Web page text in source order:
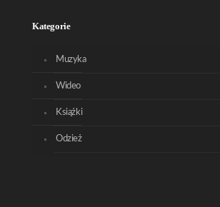
Kategorie
Muzyka
Wideo
Książki
Odzież